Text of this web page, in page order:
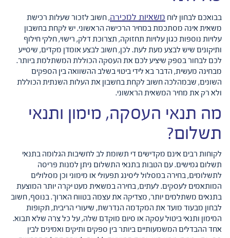
בבואכם לבחון לוח משאיות למכירה, חשוב לזכור שעלות רכישת
משאית אינה מסתכמת במחיר הרכישה הראשוני. יש לקחת בחשבון
עלויות נוספות כגון עלויות תחזוקה, תצרוכת דלק, רישוי, חלקי חילוף
ותיקונים שיש לבצע מעת לעת. לכן, חשוב לבצע אומדן מקדים, שיסייע
לכם לבחור בספק שיציע לכם את העסקה הכוללת המשתלמת ביותר.
מבחינה מעשית, הדבר בא לידי ביטוי בשלב ההשוואה בין הספקים
השונים, שבמהלכה חשוב לקחת בחשבון את העלות השנתית הכוללת
ולא רק את מחיר המשאית הראשוני.
מה תנאי העסקה, מימון ותנאי
תשלום?
לקוחות רבים אינם מקדישים די תשומת לב לחשיבות הגלומה בתנאי
תשלום גמישים. עם הטבות בתנאי התשלום ניתן למנות פריסה
לתשלומים, בחירה במסלול ליסינג תפעולי או מימוני וכן מסלולים
המותאמים לעסקים. לעתים, בחירה במשאית מעט יקרה יותר המוצעת
בתנאים משתלמים יותר, מצדיקה את עצמה בטווח הארוך. בנוסף, חשוב
לבחון מבעוד מועד את המקדמה הנדרשת, שיעורי הריבית, תקופות
המימון ותנאי ביטול עסקה או סיום מוקדם שלה, על כל צרה שלא תבוא.
אחד ההבדלים המשמעותיים ביותר בין ספקים ותיקים ואמינים לבין